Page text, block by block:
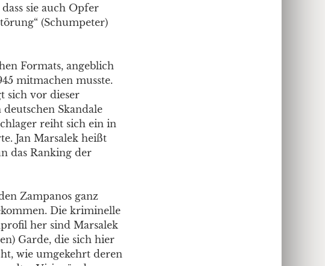
sie auch Opfer
(Schumpeter)
Formats, angeblich
mitmachen musste.
sich vor dieser
Skandale
reiht sich ein in
Jan Marsalek heißt
das Ranking der
Zampanos ganz
Die kriminelle
her sind Marsalek
Garde, die sich hier
wie umgekehrt deren